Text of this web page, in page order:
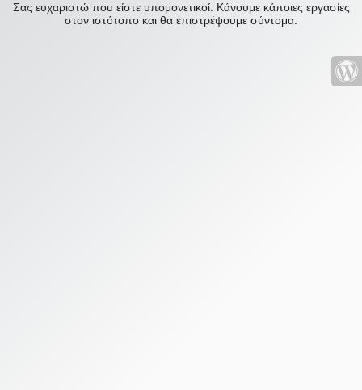
Σας ευχαριστώ που είστε υπομονετικοί. Κάνουμε κάποιες εργασίες
στον ιστότοπο και θα επιστρέψουμε σύντομα.